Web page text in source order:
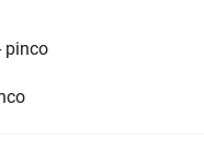
pinco